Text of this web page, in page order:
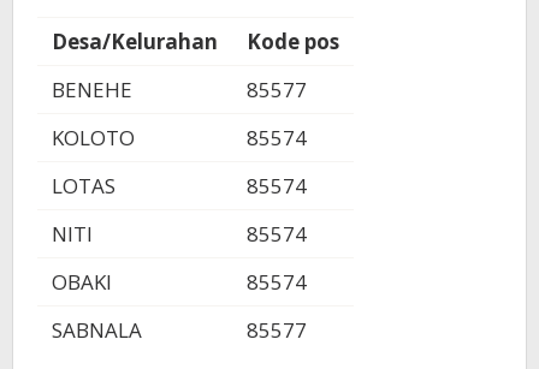
Desa/Kelurahan
Kode pos
BENEHE
85577
KOLOTO
85574
LOTAS
85574
NITI
85574
OBAKI
85574
SABNALA
85577